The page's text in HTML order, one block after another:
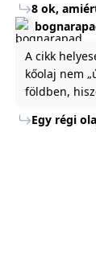
8 ok,
partján
A cikk
kőolaj nem
földben,
Energiaügyi
Egy régi